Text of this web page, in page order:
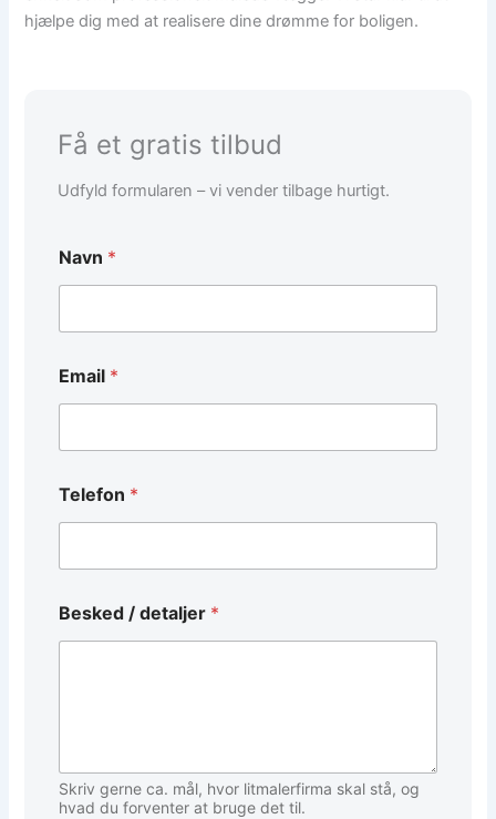
hjælpe dig med at realisere dine drømme for boligen.
Få et gratis tilbud
Udfyld formularen – vi vender tilbage hurtigt.
Navn *
Email *
*
T
f
o
n
Telefon *
Besked / detaljer *
Skriv gerne ca. mål, hvor litmalerfirma skal stå, og
hvad du forventer at bruge det til.